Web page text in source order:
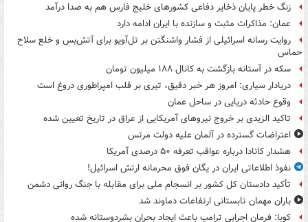
زنگ خطر پایان ذخایر دفاعی کشورهای خلیج فارس هم به صدا درآمد
عمان: مذاکرات مثبت و سازنده با ایران ادامه دارد
روایت رسانه اسرائیلی از فشار واشنگتن بر تل‌آویو برای آتش‌بس و خلع سلاح
حماس
سکه در آستانه بازگشت به کانال ۱۸۸ میلیون تومان
دریادار سیاری: امروز هر خبر دقیق، تیری بر قلب امپراطوری دروغ است
وقوع حادثه دریایی در ساحل عمان
تاکید الزیدی بر خروج نیروهای آمریکایی از عراق در تاریخ تعیین شده
اعتراضات گسترده در آلمان علیه دولت مرتس
هشدار کانادا درباره عواقب تعرفه ۵۰ درصدی آمریکا
نفوذ اطلاعاتی ایران در یگان فوق محرمانه ارتش اسرائیل!
تأکید دادستان کل کشور بر انسجام ملی برای مقابله با جنگ روانی دشمن
باران مهمان تابستانی ارتفاعات دماوند شد
کوبا: فرمان اجرایی ترامپ باعث ایجاد بحران بشردوستانه شده